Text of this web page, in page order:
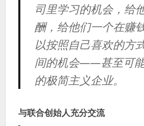
司里学习的机会，给
酬，给他们一个在赚
以按照自己喜欢的方
间的机会——甚至可
的极简主义企业。
与联合创始人充分交流